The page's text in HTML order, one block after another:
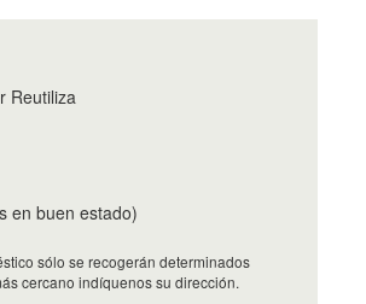
Reutiliza
en buen estado)
sólo se recogerán determinados
cercano indíquenos su dirección.